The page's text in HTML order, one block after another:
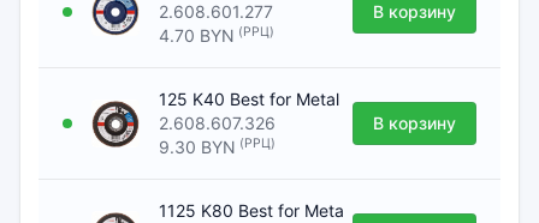
2.608.601.277
4.70 BYN (РРЦ)
В корзину
125 K40 Best for Metal flat [Шлифкруг
2.608.607.326
9.30 BYN (РРЦ)
В корзину
1125 K80 Best for Metal [Шлифкруг